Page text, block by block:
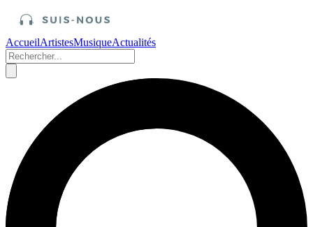
AccueilArtistesMusiqueActualités